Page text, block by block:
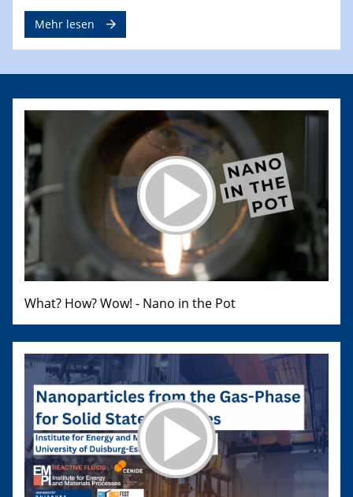
Mehr lesen
What? How? Wow! - Nano in the Pot